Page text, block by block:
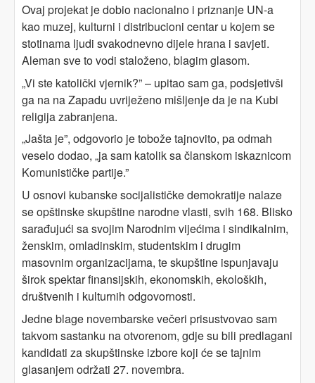
Ovaj projekat je dobio nacionalno i priznanje UN-a
kao muzej, kulturni i distribucioni centar u kojem se
stotinama ljudi svakodnevno dijele hrana i savjeti.
Aleman sve to vodi staloženo, blagim glasom.
„Vi ste katolički vjernik?” – upitao sam ga, podsjetivši
ga na na Zapadu uvriježeno mišljenje da je na Kubi
religija zabranjena.
„Jašta je”, odgovorio je tobože tajnovito, pa odmah
veselo dodao, „ja sam katolik sa članskom iskaznicom
Komunističke partije.”
U osnovi kubanske socijalističke demokratije nalaze
se opštinske skupštine narodne vlasti, svih 168. Blisko
sarađujući sa svojim Narodnim vijećima i sindikalnim,
ženskim, omladinskim, studentskim i drugim
masovnim organizacijama, te skupštine ispunjavaju
širok spektar finansijskih, ekonomskih, ekoloških,
društvenih i kulturnih odgovornosti.
Jedne blage novembarske večeri prisustvovao sam
takvom sastanku na otvorenom, gdje su bili predlagani
kandidati za skupštinske izbore koji će se tajnim
glasanjem održati 27. novembra.